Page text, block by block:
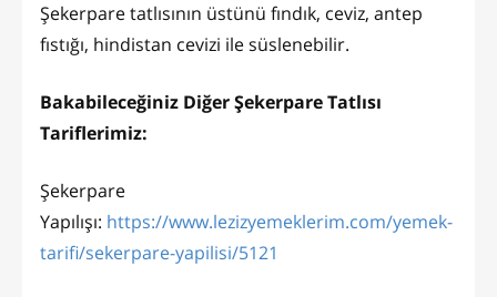
Şekerpare tatlısının üstünü fındık, ceviz, antep
fıstığı, hindistan cevizi ile süslenebilir.
Bakabileceğiniz Diğer Şekerpare Tatlısı
Tariflerimiz:
Şekerpare
Yapılışı: https://www.lezizyemeklerim.com/yemek-
tarifi/sekerpare-yapilisi/5121